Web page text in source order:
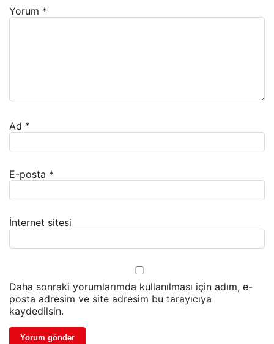
Yorum *
Ad *
E-posta *
İnternet sitesi
Daha sonraki yorumlarımda kullanılması için adım, e-
posta adresim ve site adresim bu tarayıcıya
kaydedilsin.